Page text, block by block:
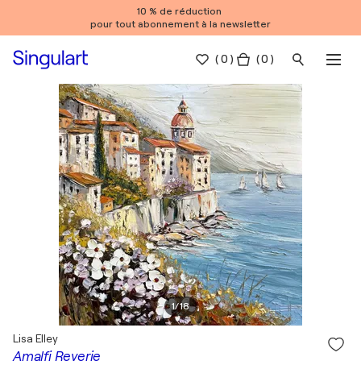
10 % de réduction
pour tout abonnement à la newsletter
(0 ) ( 0 )
1/18
Amalfi Reverie
Lisa Elley